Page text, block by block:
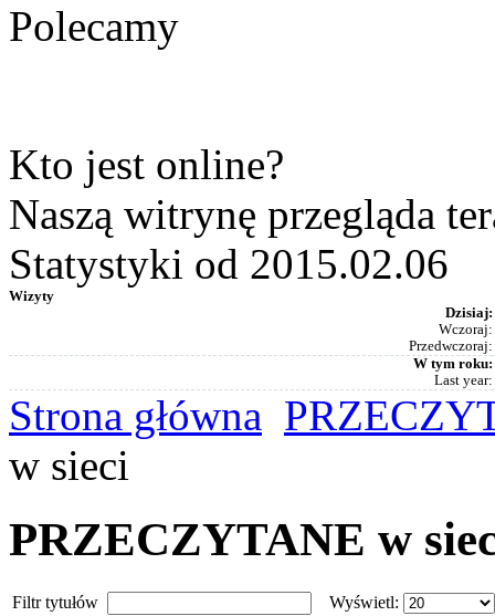
Polecamy
Kto jest online?
Naszą witrynę przegląda
Statystyki od 2015.02.06
Wizyty
Dzisiaj:
Wczoraj:
Przedwczoraj:
W tym roku:
Last year:
Strona główna
w sieci
PRZECZYTANE w
Filtr tytułów
Wyświetl: